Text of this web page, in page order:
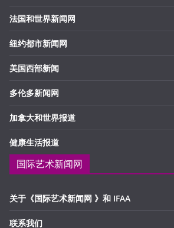
法国和世界新闻网
纽约都市新闻网
美国西部新闻
多伦多新闻网
加拿大和世界报道
健康生活报道
国际艺术新闻网
关于《国际艺术新闻网 》和 IFAA
联系我们